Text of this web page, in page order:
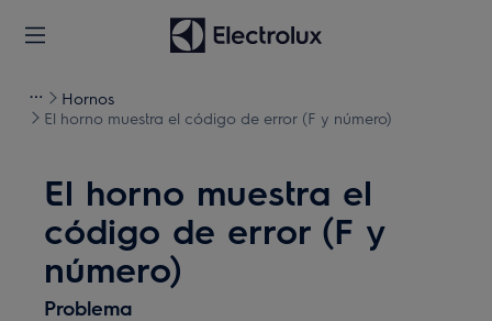
Hornos
El horno muestra el código de error (F y número)
El horno muestra el
código de error (F y
número)
Problema